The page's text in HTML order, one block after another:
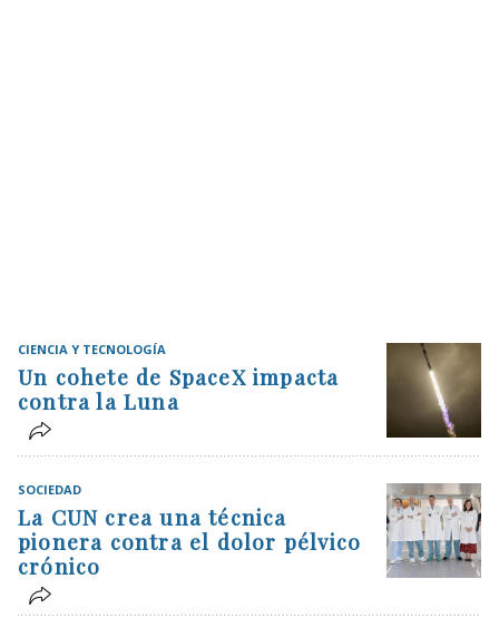
CIENCIA Y TECNOLOGÍA
Un cohete de SpaceX impacta
contra la Luna
SOCIEDAD
La CUN crea una técnica
pionera contra el dolor pélvico
crónico